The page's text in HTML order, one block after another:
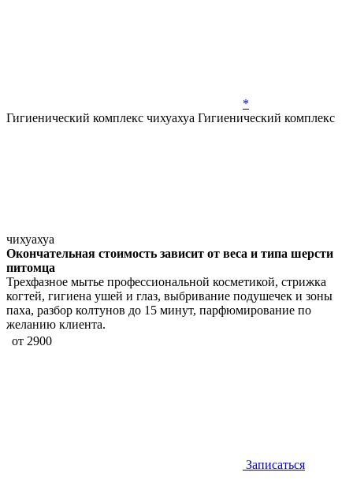
*
Гигиенический комплекс чихуахуа Гигиенический комплекс
чихуахуа
Окончательная стоимость зависит от веса и типа шерсти
питомца
Трехфазное мытье профессиональной косметикой, стрижка
когтей, гигиена ушей и глаз, выбривание подушечек и зоны
паха, разбор колтунов до 15 минут, парфюмирование по
желанию клиента.
от 2900
Записаться